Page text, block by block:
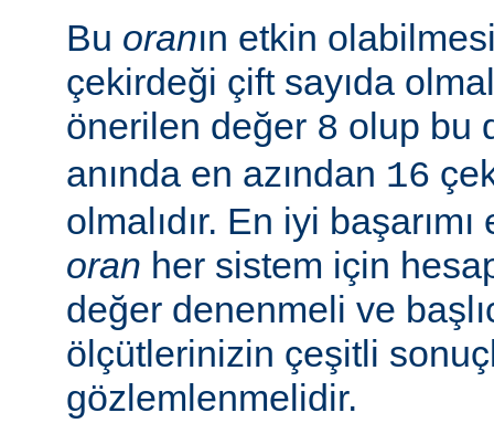
Bu oranın etkin
çekirdeği çift sayıda
önerilen değer 8 olup bu
anında en azından 16
olmalıdır. En iyi
oran her sistem için
değer denenmeli ve
ölçütlerinizin çeşitli
gözlemlenmelidir.